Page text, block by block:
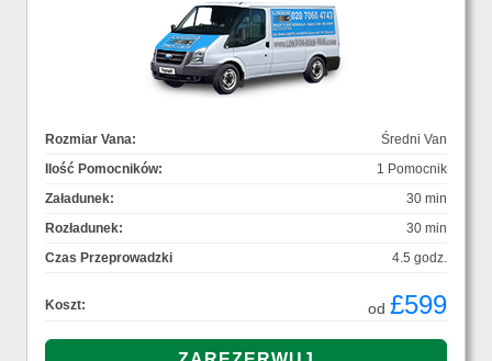
Rozmiar Vana:
Średni Van
Ilość Pomocników:
1 Pomocnik
Załadunek:
30 min
Rozładunek:
30 min
Czas Przeprowadzki
4.5 godz.
Koszt: od £599